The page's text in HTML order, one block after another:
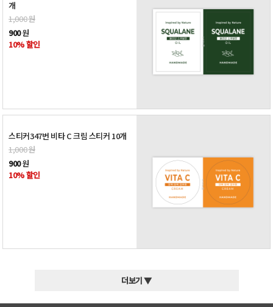
개
1,000원
900원
10% 할인
스티커347번 비타 C 크림 스티커 10개
1,000원
900원
10% 할인
더보기 ▼